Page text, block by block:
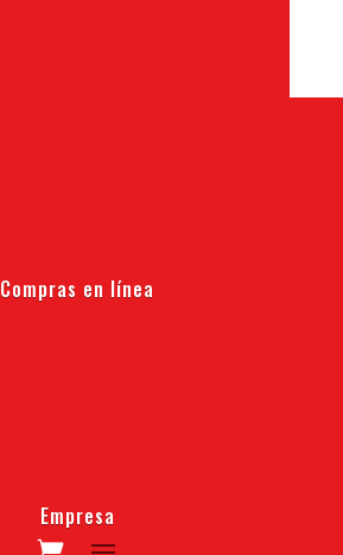
Compras en línea
Empresa